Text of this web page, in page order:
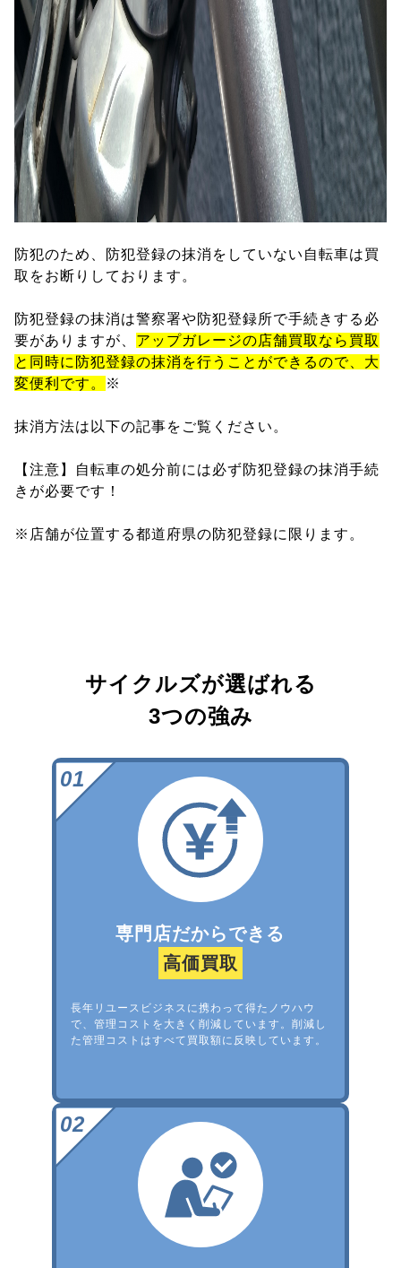
防犯のため、防犯登録の抹消をしていない自転車は買
取をお断りしております。
防犯登録の抹消は警察署や防犯登録所で手続きする必
要がありますが、 アップガレージの店舗買取なら買取
と同時に防犯登録の抹消を行うことができるので、大
変便利です。
※
抹消方法は以下の記事をご覧ください。
【注意】自転車の処分前には必ず防犯登録の抹消手続
きが必要です！
※店舗が位置する都道府県の防犯登録に限ります。
サイクルズが選ばれる
3つの強み
専門店だからできる
高価買取
長年リユースビジネスに携わって得たノウハウ
で、管理コストを大きく削減しています。削減し
た管理コストはすべて買取額に反映しています。